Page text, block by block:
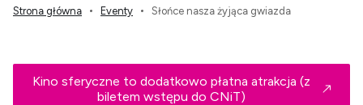
Strona główna Eventy Słońce nasza żyjąca gwiazda
Kino sferyczne to dodatkowo płatna atrakcja (z
biletem wstępu do CNiT)